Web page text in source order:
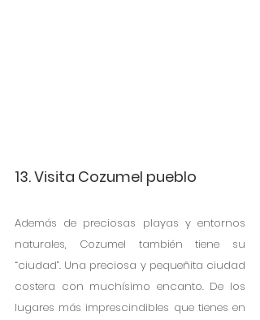
13. Visita Cozumel pueblo
Además de preciosas playas y entornos
naturales, Cozumel también tiene su
“ciudad”. Una preciosa y pequeñita ciudad
costera con muchísimo encanto. De los
lugares más imprescindibles que tienes en